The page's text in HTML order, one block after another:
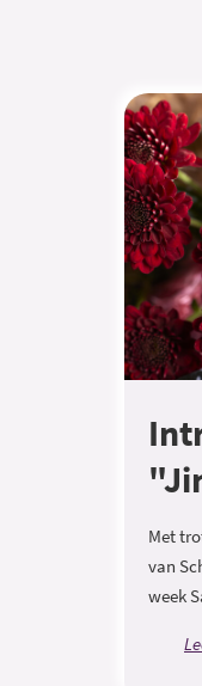
Met
van
week